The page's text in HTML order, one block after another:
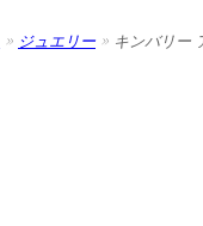
» ジュエリー » キンバリー